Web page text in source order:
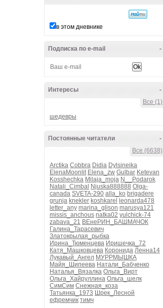
в этом дневнике
-
Подписка по e-mail
-
Интересы
Все (1)
шедевры
-
Постоянные читатели
Все (6638)
Arctika Cobbra Didia Dylsineika
ElenaMoonlit Elena_zw Gulbar Ketevan
Kosshechka Milaja_moja N__Podarok
Natali_Cimbal Njuska888888 Olga-
canada SVETA-290 alla_ko brigadere
grunja knekler koshkarel
leonarda478
letter_any marina_glison marusya121
missis_anchous natka02 yulchick-74
zabava_21 ВЕнеРИН_БАШМАЧОК
Галина_Тарасевич
Златокрылая_рыбка
Ирина_Тюменцева Иришечка_72
Катя_Машковцева Коронида Ленна14
Лукавый_Ангел МУРРМЫШКА
Майя_Шипеева Натали_Бабченко
Наталья_Вязалка Ольга_Вирт
Ольга_Хайруллина Ольга_шелк
СимСим Снежная_коза
Татьянка_1973 Шрек_Лесной
ефремчик тимч